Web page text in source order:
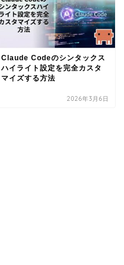
Claude Codeのシンタックス
ハイライト設定を完全カスタ
マイズする方法
2026年3月6日